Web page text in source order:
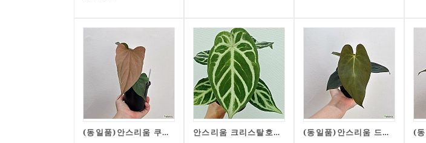
(동일품)안스리움 쿠란데로 1번 안스리움 크리스탈호프 동일품배송 (동일품)안스리움 드레스러리BVEP x드레스러리칼라블랙키 2번